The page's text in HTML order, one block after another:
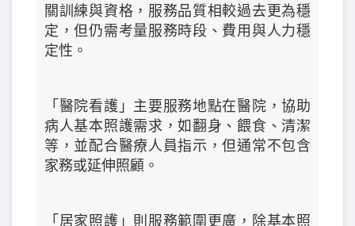
關訓練與資格，服務品質相較過去更為穩
定，但仍需考量服務時段、費用與人力穩
定性。
「醫院看護」主要服務地點在醫院，協助
病人基本照護需求，如翻身、餵食、清潔
等，並配合醫療人員指示，但通常不包含
家務或延伸照顧。
「居家照護」則服務範圍更廣，除基本照